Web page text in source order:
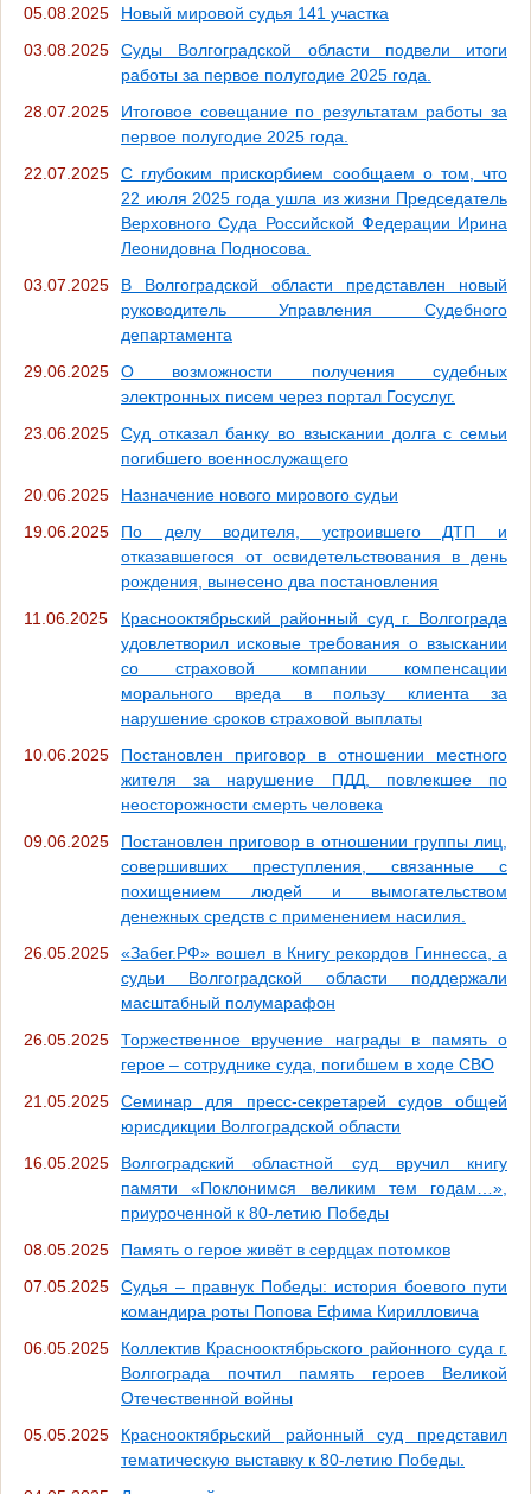
05.08.2025
Новый мировой судья 141 участка
03.08.2025
Суды Волгоградской области подвели итоги
работы за первое полугодие 2025 года.
28.07.2025
Итоговое совещание по результатам работы за
первое полугодие 2025 года.
22.07.2025
С глубоким прискорбием сообщаем о том, что
22 июля 2025 года ушла из жизни Председатель
Верховного Суда Российской Федерации Ирина
Леонидовна Подносова.
03.07.2025
В Волгоградской области представлен новый
руководитель Управления Судебного
департамента
29.06.2025
О возможности получения судебных
электронных писем через портал Госуслуг.
23.06.2025
Суд отказал банку во взыскании долга с семьи
погибшего военнослужащего
20.06.2025
Назначение нового мирового судьи
19.06.2025
По делу водителя, устроившего ДТП и
отказавшегося от освидетельствования в день
рождения, вынесено два постановления
11.06.2025
Краснооктябрьский районный суд г. Волгограда
удовлетворил исковые требования о взыскании
со страховой компании компенсации
морального вреда в пользу клиента за
нарушение сроков страховой выплаты
10.06.2025
Постановлен приговор в отношении местного
жителя за нарушение ПДД, повлекшее по
неосторожности смерть человека
09.06.2025
Постановлен приговор в отношении группы лиц,
совершивших преступления, связанные с
похищением людей и вымогательством
денежных средств с применением насилия.
26.05.2025
«Забег.РФ» вошел в Книгу рекордов Гиннесса, а
судьи Волгоградской области поддержали
масштабный полумарафон
26.05.2025
Торжественное вручение награды в память о
герое – сотруднике суда, погибшем в ходе СВО
21.05.2025
Семинар для пресс-секретарей судов общей
юрисдикции Волгоградской области
16.05.2025
Волгоградский областной суд вручил книгу
памяти «Поклонимся великим тем годам…»,
приуроченной к 80-летию Победы
08.05.2025
Память о герое живёт в сердцах потомков
07.05.2025
Судья – правнук Победы: история боевого пути
командира роты Попова Ефима Кирилловича
06.05.2025
Коллектив Краснооктябрьского районного суда г.
Волгограда почтил память героев Великой
Отечественной войны
05.05.2025
Краснооктябрьский районный суд представил
тематическую выставку к 80-летию Победы.